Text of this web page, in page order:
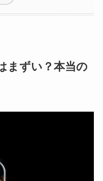
まずい？本当の